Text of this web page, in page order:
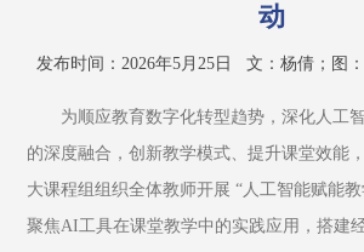
动
发布时间：2026年5月25日 文：杨倩；图
为顺应教育数字化转型趋势，深化人工
的深度融合，创新教学模式、提升课堂效能
大课程组组织全体教师开展 “人工智能赋能教
聚焦AI工具在课堂教学中的实践应用，搭建